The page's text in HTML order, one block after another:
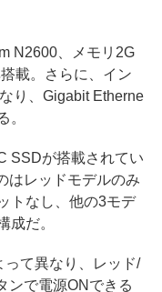
N2600、メモリ2G
載。さらに、イン
り、Gigabit Etherne
。
SSDが搭載されてい
はレッドモデルのみ
トなし、他の3モデ
成だ。
て異なり、レッド/
ンで電源ONできる